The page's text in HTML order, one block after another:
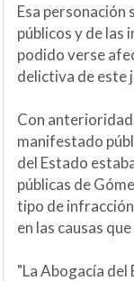
Esa personación
públicos y de las
podido verse
delictiva de este
Con
manifestado
del Estado
públicas de
tipo de
en las causas
"La Abogacía del